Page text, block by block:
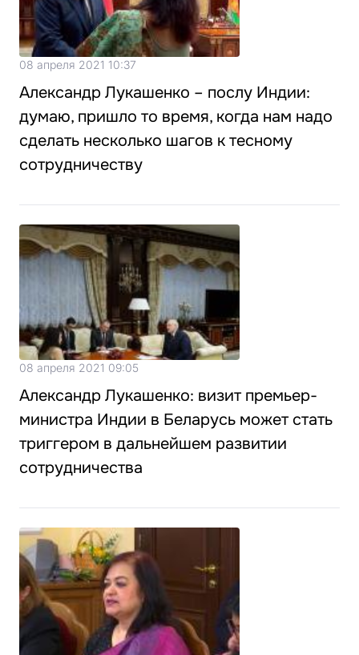
08 апреля 2021 10:37
Александр Лукашенко – послу Индии:
думаю, пришло то время, когда нам надо
сделать несколько шагов к тесному
сотрудничеству
08 апреля 2021 09:05
Александр Лукашенко: визит премьер-
министра Индии в Беларусь может стать
триггером в дальнейшем развитии
сотрудничества